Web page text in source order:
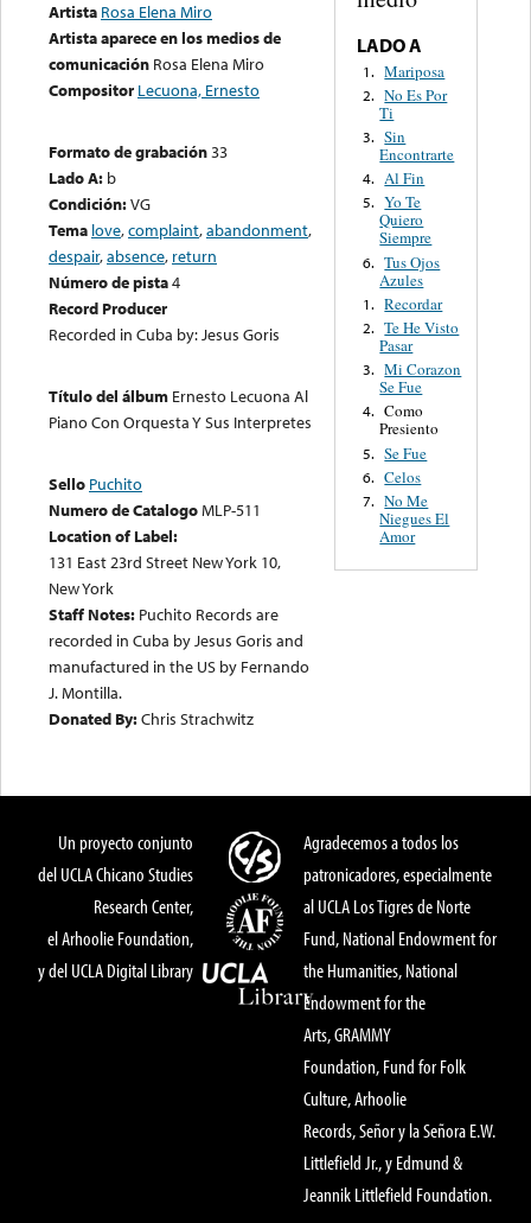
Artista Rosa Elena Miro
Artista aparece en los medios de
comunicación Rosa Elena Miro
Compositor Lecuona, Ernesto
Formato de grabación33
Lado A: b
Condición:VG
Tema love,complaint,abandonment,
despair,absence, return
Número de pista4
Record Producer
Recorded in Cuba by: Jesus Goris
Título del álbum Ernesto Lecuona Al
Piano Con Orquesta Y Sus Interpretes
Sello Puchito
Numero de CatalogoMLP-511
Location of Label:
131 East 23rd Street New York 10,
New York
Staff Notes: Puchito Records are
recorded in Cuba by Jesus Goris and
manufactured in the US by Fernando
J. Montilla.
Donated By:Chris Strachwitz
LADO A
1. Mariposa
2. No Es Por
Ti
3. Sin
Encontrarte
4. Al Fin
5. Yo Te
Quiero
Siempre
6. Tus Ojos
Azules
1. Recordar
2. Te He Visto
Pasar
3. Mi Corazon
Se Fue
4. Como
Presiento
5. Se Fue
6. Celos
7. No Me
Niegues El
Amor
Un proyecto conjunto
del UCLA Chicano Studies
Research Center,
el Arhoolie Foundation,
y del UCLA Digital Library
Agradecemos a todos los
patronicadores, especialmente
al UCLA Los Tigres de Norte
Fund, National Endowment for
the Humanities, National
Endowment for the
Arts, GRAMMY
Foundation, Fund for Folk
Culture, Arhoolie
Records, Señor y la Señora E.W.
Littlefield Jr., y Edmund &
Jeannik Littlefield Foundation.